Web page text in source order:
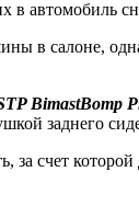
автомобиль
в салоне,
BimastBomp
заднего
за счет